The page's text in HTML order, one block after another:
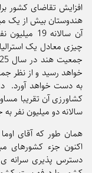
افزایش تقاضای کشور
هندوستان بیش از یک
آن سالانه
چیزی معادل یک
خواهد رسید و از نظر
به دست خواهد آورد.
سالانه دو میلیون نفر
همان طور که آقای
اکنون جزء کشورهای
دسترس پذیری سرانه